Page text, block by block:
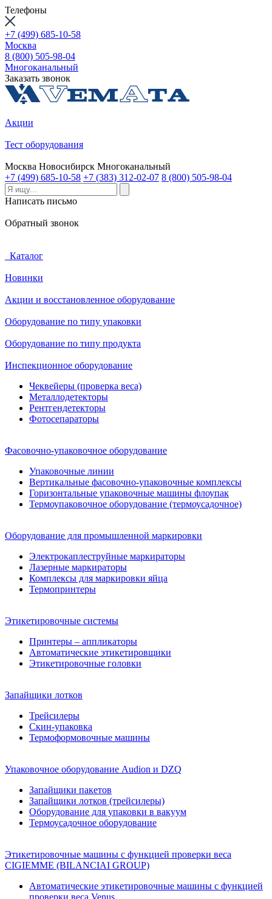
Телефоны
+7 (499) 685-10-58
Москва
8 (800) 505-98-04
Многоканальный
Заказать звонок
Акции
Тест оборудования
Москва Новосибирск Многоканальный
+7 (499) 685-10-58 +7 (383) 312-02-07 8 (800) 505-98-04
Написать письмо
Обратный звонок
Каталог
Новинки
Акции и восстановленное оборудование
Оборудование по типу упаковки
Оборудование по типу продукта
Инспекционное оборудование
Чеквейеры (проверка веса)
Металлодетекторы
Рентгендетекторы
Фотосепараторы
Фасовочно-упаковочное оборудование
Упаковочные линии
Вертикальные фасовочно-упаковочные комплексы
Горизонтальные упаковочные машины флоупак
Термоупаковочное оборудование (термоусадочное)
Оборудование для промышленной маркировки
Электрокаплеструйные маркираторы
Лазерные маркираторы
Комплексы для маркировки яйца
Термопринтеры
Этикетировочные системы
Принтеры – аппликаторы
Автоматические этикетировщики
Этикетировочные головки
Запайщики лотков
Трейсилеры
Скин-упаковка
Термоформовочные машины
Упаковочное оборудование Audion и DZQ
Запайщики пакетов
Запайщики лотков (трейсилеры)
Оборудование для упаковки в вакуум
Термоусадочное оборудование
Этикетировочные машины с функцией проверки веса
CIGIEMME (BILANCIAI GROUP)
Автоматические этикетировочные машины с функцией
проверки веса Venus